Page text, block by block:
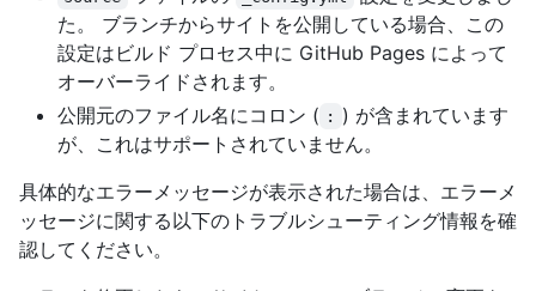
た。 ブランチからサイトを公開している場合、この
設定はビルド プロセス中に GitHub Pages によって
オーバーライドされます。
公開元のファイル名にコロン ( :
) が含まれています
が、これはサポートされていません。
具体的なエラーメッセージが表示された場合は、エラーメ
ッセージに関する以下のトラブルシューティング情報を確
認してください。